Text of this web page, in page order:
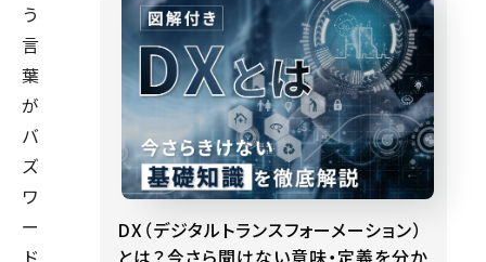
う
言
葉
が
バ
ズ
ワ
ー
DX（デジタルトランスフォーメーション）
とは？今さら聞けない意味・定義を分か